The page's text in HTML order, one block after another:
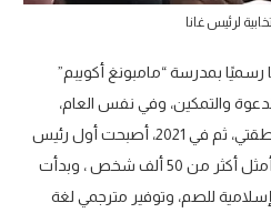
لرئيس غانا
مدرسًا رسميًا بمدرسة “مامبونغ أكويبم”
والتمكين، وفي نفس العام،
انتُخبت أمينًا لجمعية الصم في منطقتي، ثم في 2021، أصبحت أول رئيس
وطني للصم المسلمين في غانا، أمثل أكثر من 50 ألف شخص ، وبدأت
للصم، وتوفير مترجمي لغة